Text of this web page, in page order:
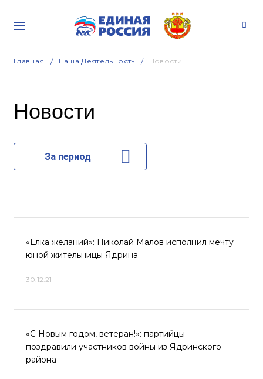
Главная Наша Деятельность Новости
Новости
За период
«Елка желаний»: Николай Малов исполнил мечту
юной жительницы Ядрина
30.12.21
«С Новым годом, ветеран!»: партийцы
поздравили участников войны из Ядринского
района